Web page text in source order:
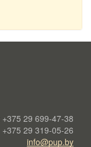
+375 29 699-47-38
+375 29 319-05-26
info@pup.by